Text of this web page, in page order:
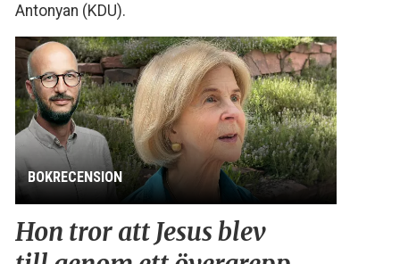
Antonyan (KDU).
BOKRECENSION
Hon tror att Jesus blev